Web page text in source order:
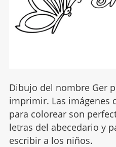
Dibujo del nombre Ger
imprimir. Las imágenes
para colorear son
letras del abecedario y
escribir a los niños.